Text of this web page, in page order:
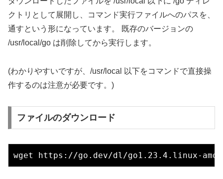
クトリとして展開し、コマンド実行ファイルへのパスを、
通すという形になっています。 既存のバージョンの
/usr/local/go は削除してから実行します。
(わかりやすいですが、/usr/local 以下をコマンドで直接操
作するのは注意が必要です。)
ファイルのダウンロード